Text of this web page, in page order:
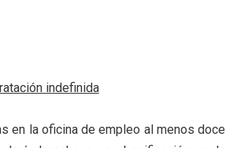
indefinida
en la oficina de empleo al menos doce